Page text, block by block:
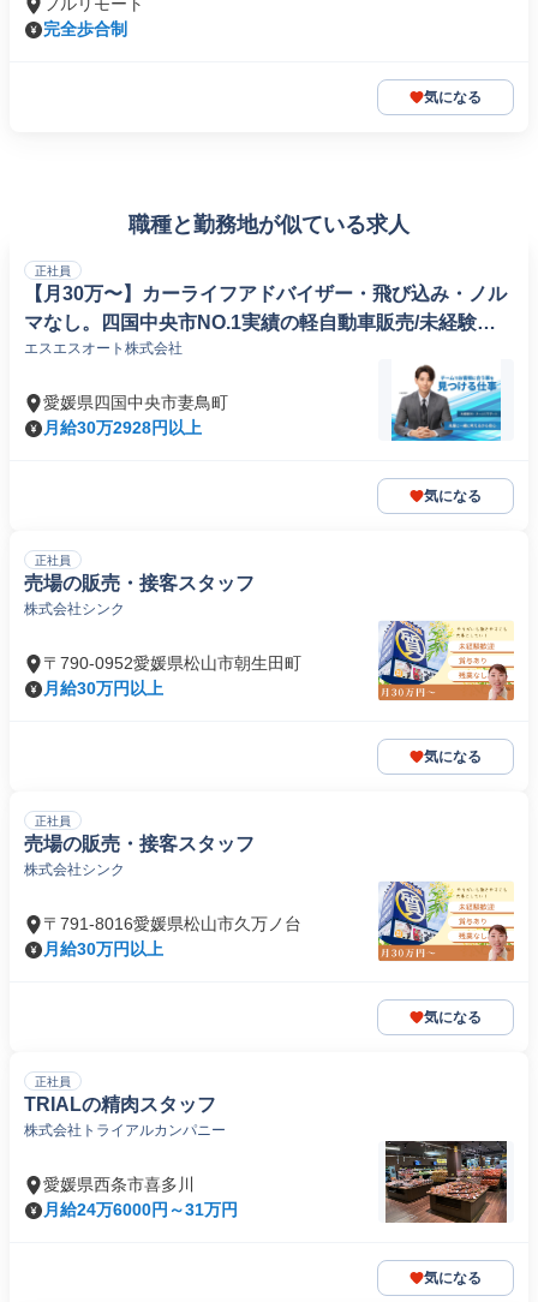
完全歩合制
気になる
職種と勤務地が似ている求人
正社員
【月30万〜】カーライフアドバイザー・飛び込み・ノル
マなし。四国中央市NO.1実績の軽自動車販売/未経験か
ら年500万可」
エスエスオート株式会社
愛媛県四国中央市妻鳥町
月給30万2928円以上
気になる
正社員
売場の販売・接客スタッフ
株式会社シンク
〒790-0952愛媛県松山市朝生田町
月給30万円以上
気になる
正社員
売場の販売・接客スタッフ
株式会社シンク
〒791-8016愛媛県松山市久万ノ台
月給30万円以上
気になる
正社員
TRIALの精肉スタッフ
株式会社トライアルカンパニー
愛媛県西条市喜多川
月給24万6000円～31万円
気になる